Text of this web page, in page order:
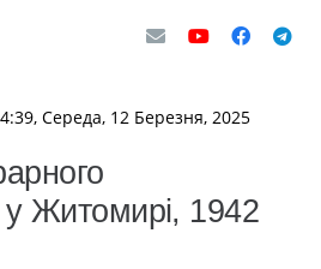
Середа, 12 Березня, 2025
у Житомирі, 1942